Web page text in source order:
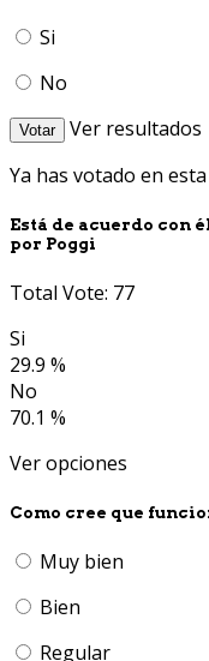
Si
No
Votar
Ver resultados
Ya has votado en
Está de acuerdo con
por Poggi
Total Vote: 77
Si
29.9 %
No
70.1 %
Ver opciones
Como cree que
Muy bien
Bien
Regular